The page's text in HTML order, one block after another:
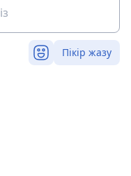
Пікір жазу